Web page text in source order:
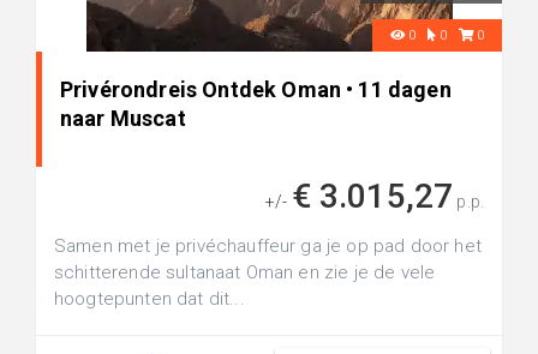
0 0 0
Privérondreis Ontdek Oman • 11 dagen
naar Muscat
+/- € 3.015,27 p.p.
Samen met je privéchauffeur ga je op pad door het
schitterende sultanaat Oman en zie je de vele
hoogtepunten dat dit...